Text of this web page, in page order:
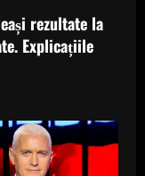
rezultate la
Explicațiile